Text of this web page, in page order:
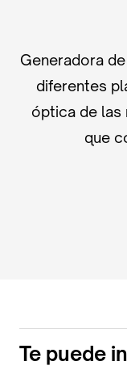
Generadora
diferentes
óptica de las
que
Te puede